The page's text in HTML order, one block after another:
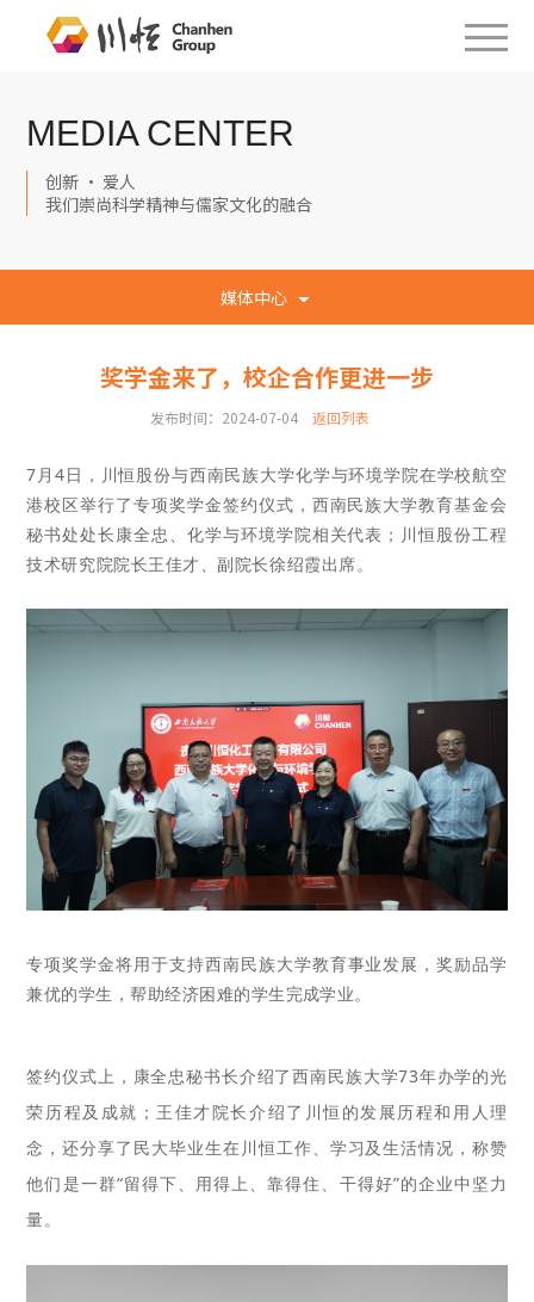
MEDIA CENTER
创新 · 爱人
我们崇尚科学精神与儒家文化的融合
媒体中心
奖学金来了，校企合作更进一步
发布时间：2024-07-04 返回列表
7月4日，川恒股份与西南民族大学化学与环境学院在学校航空
港校区举行了专项奖学金签约仪式，西南民族大学教育基金会
秘书处处长康全忠、化学与环境学院相关代表；川恒股份工程
技术研究院院长王佳才、副院长徐绍霞出席。
专项奖学金将用于支持西南民族大学教育事业发展，奖励品学
兼优的学生，帮助经济困难的学生完成学业。
签约仪式上，康全忠秘书长介绍了西南民族大学73年办学的光
荣历程及成就；王佳才院长介绍了川恒的发展历程和用人理
念，还分享了民大毕业生在川恒工作、学习及生活情况，称赞
他们是一群“留得下、用得上、靠得住、干得好”的企业中坚力
量。